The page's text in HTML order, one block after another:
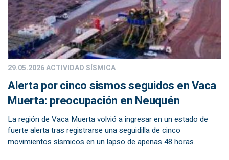
29.05.2026ACTIVIDAD SÍSMICA
Alerta por cinco sismos seguidos en Vaca
Muerta: preocupación en Neuquén
La región de Vaca Muerta volvió a ingresar en un estado de
fuerte alerta tras registrarse una seguidilla de cinco
movimientos sísmicos en un lapso de apenas 48 horas.